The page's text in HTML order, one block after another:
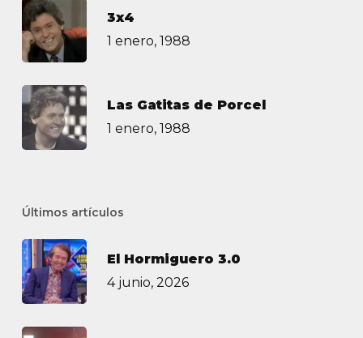
3х4
1 enero, 1988
Las Gatitas de Porcel
1 enero, 1988
Últimos artículos
El Hormiguero 3.0
4 junio, 2026